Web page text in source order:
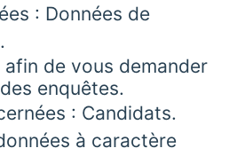
: Données de
de vous demander
enquêtes.
: Candidats.
à caractère